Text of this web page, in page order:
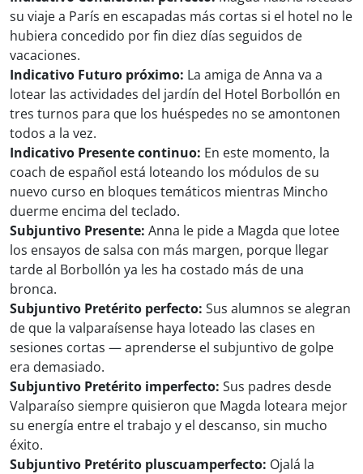
su viaje a París en escapadas más cortas si el hotel no le
hubiera concedido por fin diez días seguidos de
vacaciones.
Indicativo Futuro próximo: La amiga de Anna va a
lotear las actividades del jardín del Hotel Borbollón en
tres turnos para que los huéspedes no se amontonen
todos a la vez.
Indicativo Presente continuo: En este momento, la
coach de español está loteando los módulos de su
nuevo curso en bloques temáticos mientras Mincho
duerme encima del teclado.
Subjuntivo Presente: Anna le pide a Magda que lotee
los ensayos de salsa con más margen, porque llegar
tarde al Borbollón ya les ha costado más de una
bronca.
Subjuntivo Pretérito perfecto: Sus alumnos se alegran
de que la valparaísense haya loteado las clases en
sesiones cortas — aprenderse el subjuntivo de golpe
era demasiado.
Subjuntivo Pretérito imperfecto: Sus padres desde
Valparaíso siempre quisieron que Magda loteara mejor
su energía entre el trabajo y el descanso, sin mucho
éxito.
Subjuntivo Pretérito pluscuamperfecto: Ojalá la